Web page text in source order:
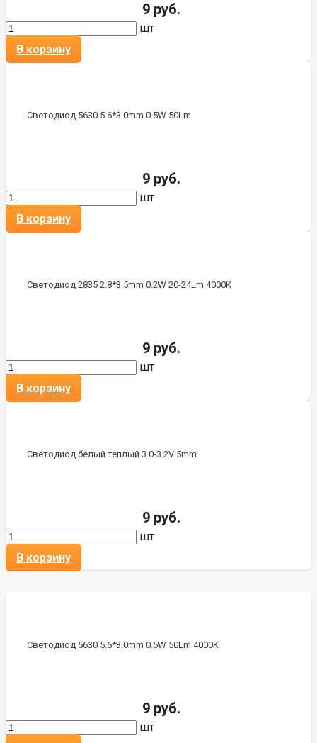
9 руб.
шт
В корзину
Светодиод 5630 5.6*3.0mm 0.5W 50Lm
9 руб.
шт
В корзину
Светодиод 2835 2.8*3.5mm 0.2W 20-24Lm 4000К
9 руб.
шт
В корзину
Светодиод белый теплый 3.0-3.2V 5mm
9 руб.
шт
В корзину
Светодиод 5630 5.6*3.0mm 0.5W 50Lm 4000K
9 руб.
шт